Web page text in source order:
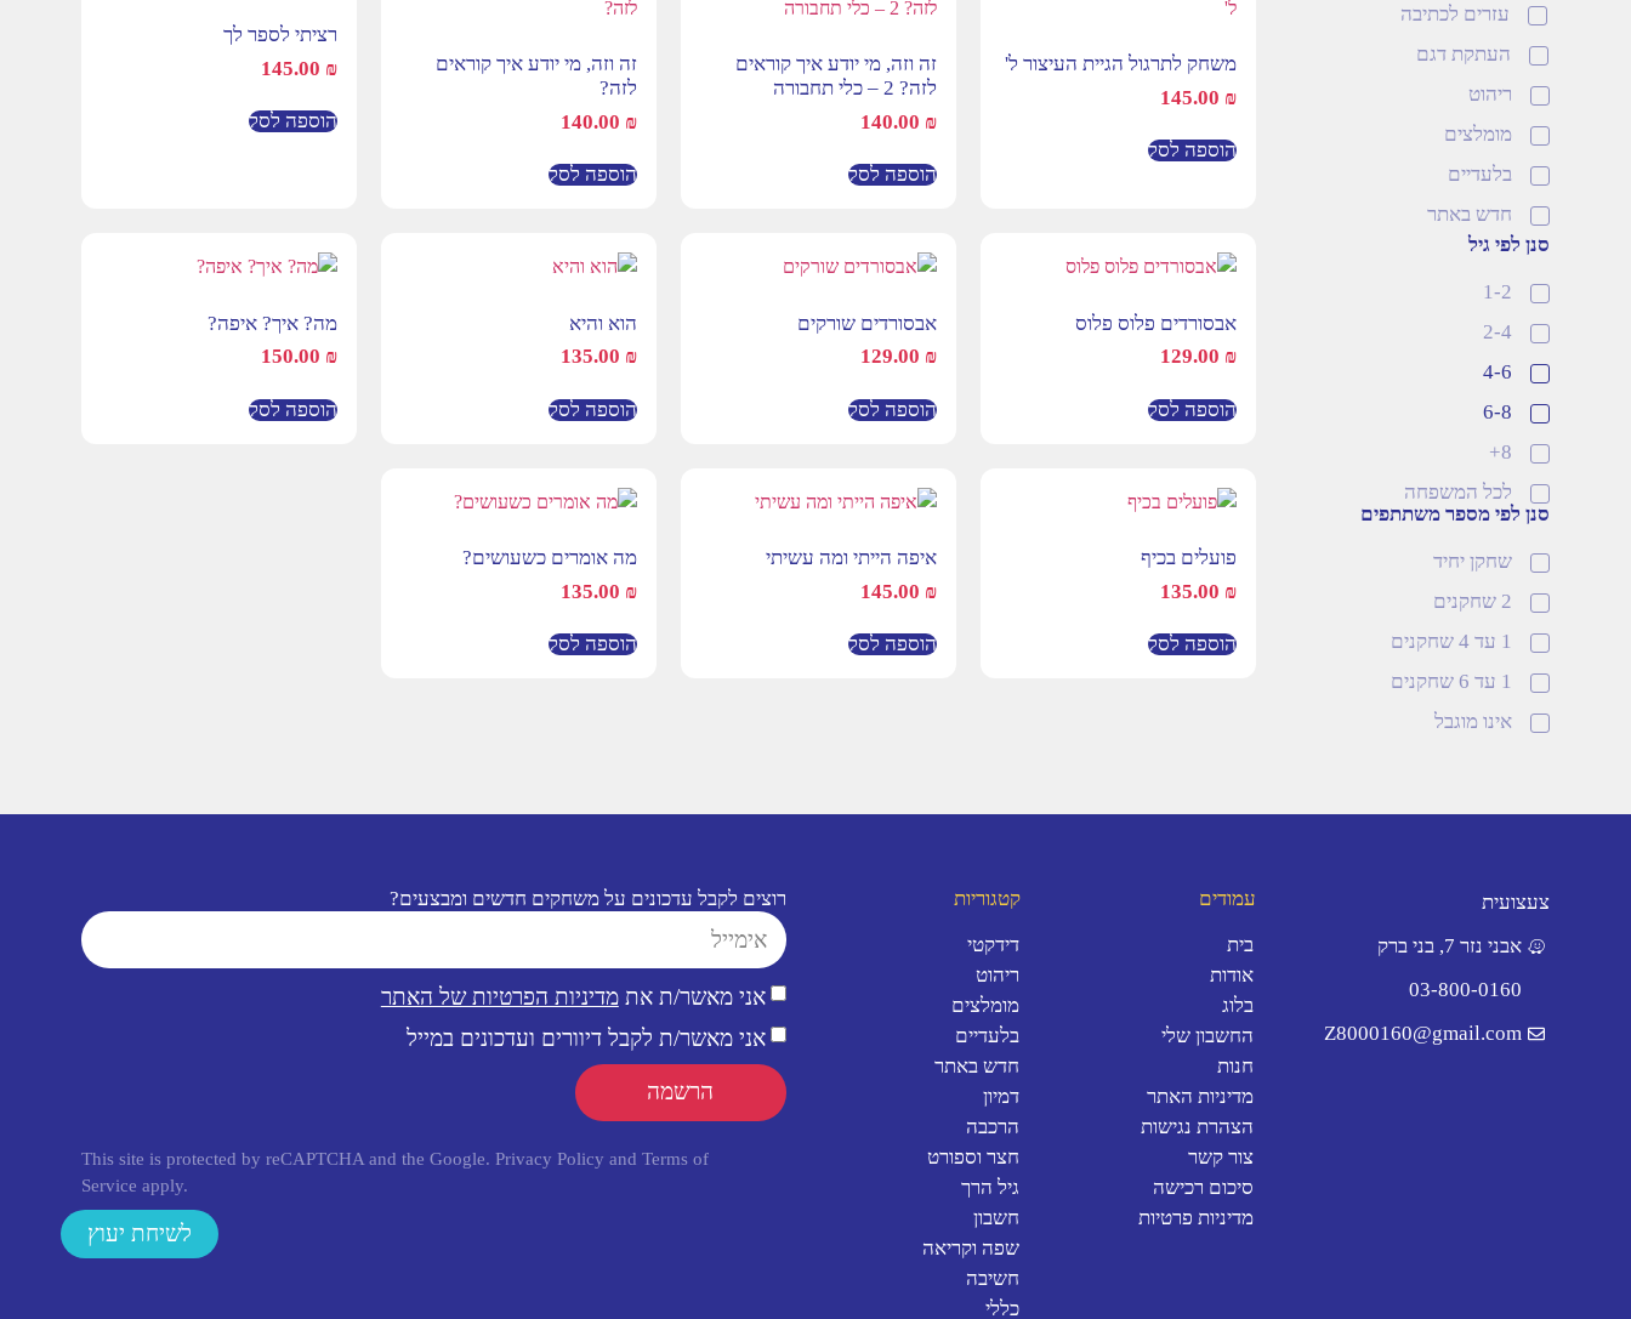
עזרים לכתיבה
העתקת דגם
ריהוט
מומלצים
בלעדיים
חדש באתר
דמיון
תחושה
עגלות ובובות
בובות תאטרון
כלי נגינה
פינת משק בית
מגנטים
הרכבה
חצר וספורט
מתקני חצר
בימבות
ג'מבורי
גיל הרך
שפה וקריאה
מודעות פונולוגית
סנן לפי גיל
1-2
2-4
4-6
6-8
8+
לכל המשפחה
סנן לפי מספר משתתפים
שחקן יחיד
2 שחקנים
1 עד 4 שחקנים
1 עד 6 שחקנים
אינו מוגבל
משחק לתרגול הגיית העיצור ל'
145.00 ₪
הוספה לסל
זה וזה, מי יודע איך קוראים
לזה? 2 – כלי תחבורה
140.00 ₪
הוספה לסל
זה וזה, מי יודע איך קוראים
לזה?
140.00 ₪
הוספה לסל
רציתי לספר לך
145.00 ₪
הוספה לסל
אבסורדים פלוס פלוס
129.00 ₪
הוספה לסל
אבסורדים שורקים
129.00 ₪
הוספה לסל
הוא והיא
135.00 ₪
הוספה לסל
מה? איך? איפה?
150.00 ₪
הוספה לסל
פועלים בכיף
135.00 ₪
הוספה לסל
איפה הייתי ומה עשיתי
145.00 ₪
הוספה לסל
מה אומרים כשעושים?
135.00 ₪
הוספה לסל
צעצועית
אבני נזר 7, בני ברק
03-800-0160
Z8000160@gmail.com
עמודים
בית
אודות
בלוג
החשבון שלי
חנות
מדיניות האתר
הצהרת נגישות
צור קשר
סיכום רכישה
מדיניות פרטיות
קטגוריות
דידקטי
ריהוט
מומלצים
בלעדיים
חדש באתר
דמיון
הרכבה
חצר וספורט
גיל הרך
חשבון
שפה וקריאה
חשיבה
כללי
רוצים לקבל עדכונים על משחקים חדשים ומבצעים?
אני מאשר/ת אתמדיניות הפרטיות של האתר
אני מאשר/ת לקבל דיוורים ועדכונים במייל
הרשמה
This site is protected by reCAPTCHA and the Google.Privacy Policy andTerms of
Service apply.
לשיחת יעוץ